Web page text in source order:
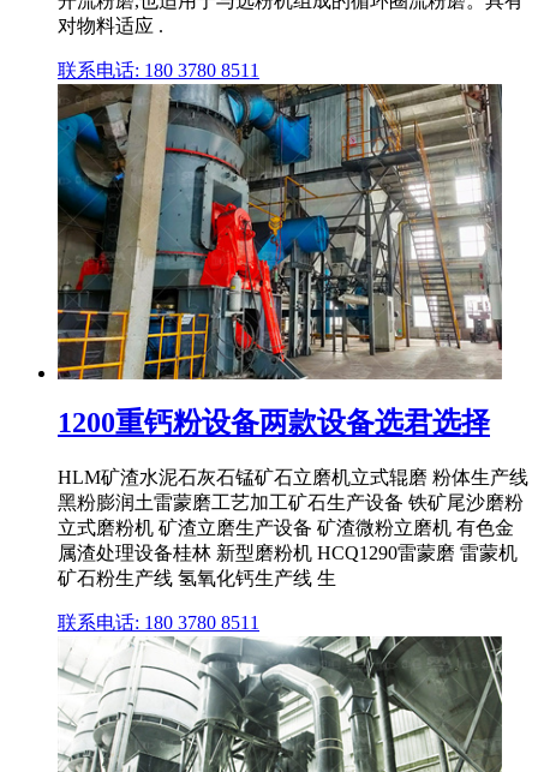
对物料适应 .
联系电话: 180 3780 8511
1200重钙粉设备两款设备选君选择
HLM矿渣水泥石灰石锰矿石立磨机立式辊磨 粉体生产线
黑粉膨润土雷蒙磨工艺加工矿石生产设备 铁矿尾沙磨粉
立式磨粉机 矿渣立磨生产设备 矿渣微粉立磨机 有色金
属渣处理设备桂林 新型磨粉机 HCQ1290雷蒙磨 雷蒙机
矿石粉生产线 氢氧化钙生产线 生
联系电话: 180 3780 8511